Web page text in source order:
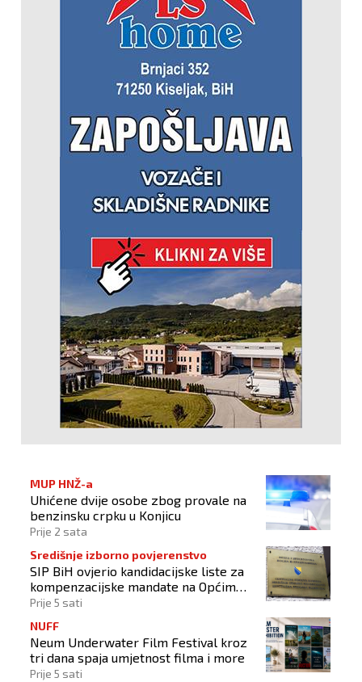
MUP HNŽ-a
Uhićene dvije osobe zbog provale na
benzinsku crpku u Konjicu
Prije 2 sata
Središnje izborno povjerenstvo
SIP BiH ovjerio kandidacijske liste za
kompenzacijske mandate na Općim
izborima 2026
Prije 5 sati
NUFF
Neum Underwater Film Festival kroz
tri dana spaja umjetnost filma i more
Prije 5 sati